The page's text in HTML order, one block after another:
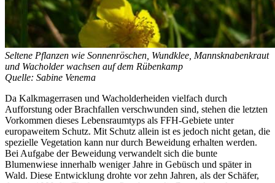
Seltene Pflanzen wie Sonnenröschen, Wundklee, Mannsknabenkraut
und Wacholder wachsen auf dem Rübenkamp
Quelle: Sabine Venema
Da Kalkmagerrasen und Wacholderheiden vielfach durch
Aufforstung oder Brachfallen verschwunden sind, stehen die letzten
Vorkommen dieses Lebensraumtyps als FFH-Gebiete unter
europaweitem Schutz. Mit Schutz allein ist es jedoch nicht getan, die
spezielle Vegetation kann nur durch Beweidung erhalten werden.
Bei Aufgabe der Beweidung verwandelt sich die bunte
Blumenwiese innerhalb weniger Jahre in Gebüsch und später in
Wald. Diese Entwicklung drohte vor zehn Jahren, als der Schäfer,